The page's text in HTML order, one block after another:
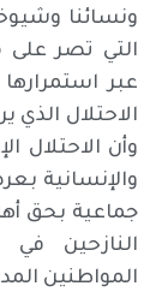
ونسائنا
التي تصر على
عبر
الاحتلال الذي
وأن الاحتلال
والإنسانية
جماعية بحق
النازحين
المواطنين